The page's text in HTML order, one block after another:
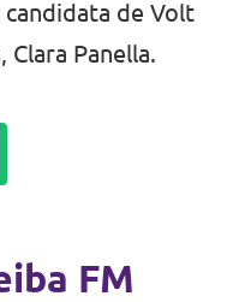
de Volt
Clara Panella.
FM